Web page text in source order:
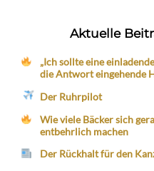
Aktuelle
„Ich sollte eine
die Antwort eingehende
Der Ruhrpilot
Wie viele Bäcker sich
entbehrlich machen
Der Rückhalt für den